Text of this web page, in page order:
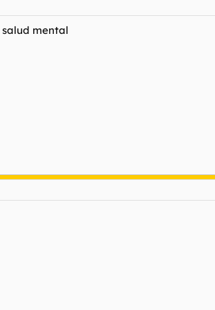
mental